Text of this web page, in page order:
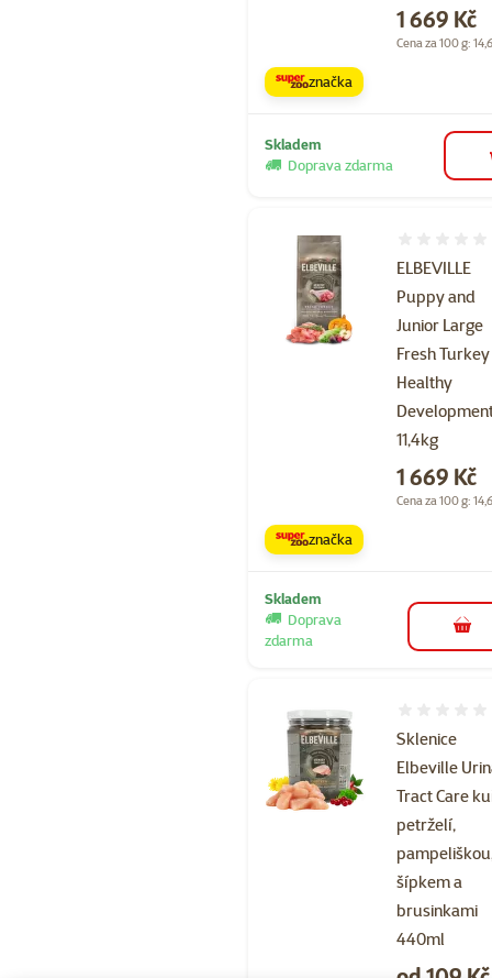
Cena
1 669 Kč
Cena za 100 g:
značka
Skladem
Doprava zdarma
ELBEVILLE
Puppy and
Junior Large
Fresh Turkey
Healthy
11,4kg
Cena
1 669 Kč
Cena za 100 g:
značka
Skladem
Doprava
zdarma
do
Sklenice
Elbeville
Tract Care
petrželí,
šípkem a
brusinkami
440ml